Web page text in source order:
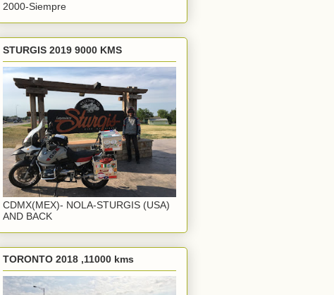
2000-Siempre
STURGIS 2019 9000 KMS
CDMX(MEX)- NOLA-STURGIS (USA)
AND BACK
TORONTO 2018 ,11000 kms